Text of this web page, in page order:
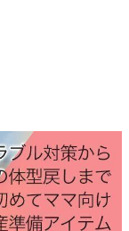
大人気で、無地
。タックパンツと
ュアルや甘めスタ
着たいけど、手
てもおすすめで